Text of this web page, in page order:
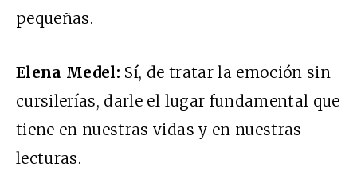
pequeñas.
Elena Medel: Sí, de tratar la emoción sin
cursilerías, darle el lugar fundamental que
tiene en nuestras vidas y en nuestras
lecturas.